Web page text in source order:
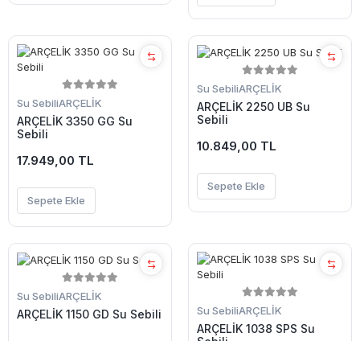
Su SebiliARÇELİK
ARÇELİK 3350 GG Su
Sebili
17.949,00 TL
Sepete Ekle
Su SebiliARÇELİK
ARÇELİK 2250 UB Su
Sebili
10.849,00 TL
Sepete Ekle
Su SebiliARÇELİK
ARÇELİK 1150 GD Su Sebili Su SebiliARÇELİK
ARÇELİK 1038 SPS Su